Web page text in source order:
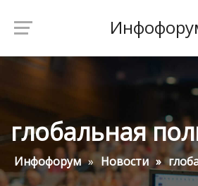
глобальная
Инфофорум Новости